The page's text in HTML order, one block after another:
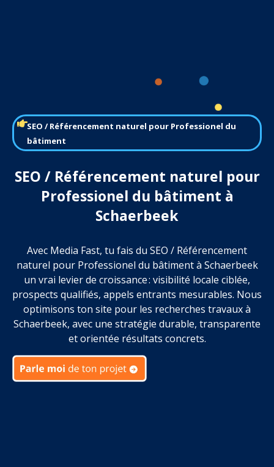
SEO / Référencement naturel pour Professionel du
bâtiment
SEO / Référencement naturel pour
Professionel du bâtiment à
Schaerbeek
Avec Media Fast, tu fais du SEO / Référencement
naturel pour Professionel du bâtiment à Schaerbeek
un vrai levier de croissance : visibilité locale ciblée,
prospects qualifiés, appels entrants mesurables. Nous
optimisons ton site pour les recherches travaux à
Schaerbeek, avec une stratégie durable, transparente
et orientée résultats concrets.